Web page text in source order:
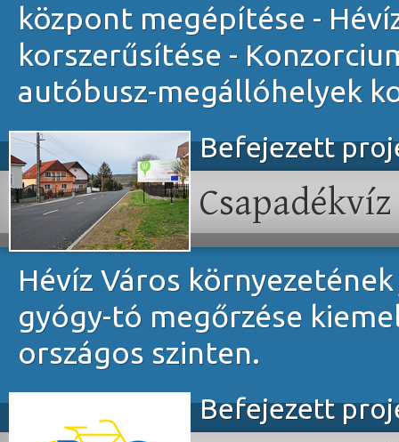
központ megépítése -
korszerűsítése -
autóbusz-megállóhelyek
Befejezett
Hévíz Város
gyógy-tó megőrzése
országos szinten.
Befejezett